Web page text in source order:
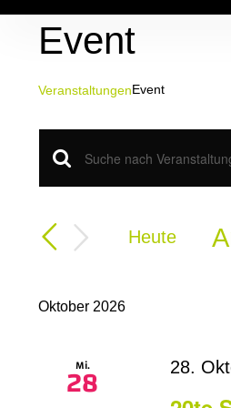
springenEvent
VeranstaltungenEvent
Suche
und
Ansichten,
Navigation
Bitte
Schlüsselwort
Suche
nach
Heute
Oktober 2026
Mi.
28 28.